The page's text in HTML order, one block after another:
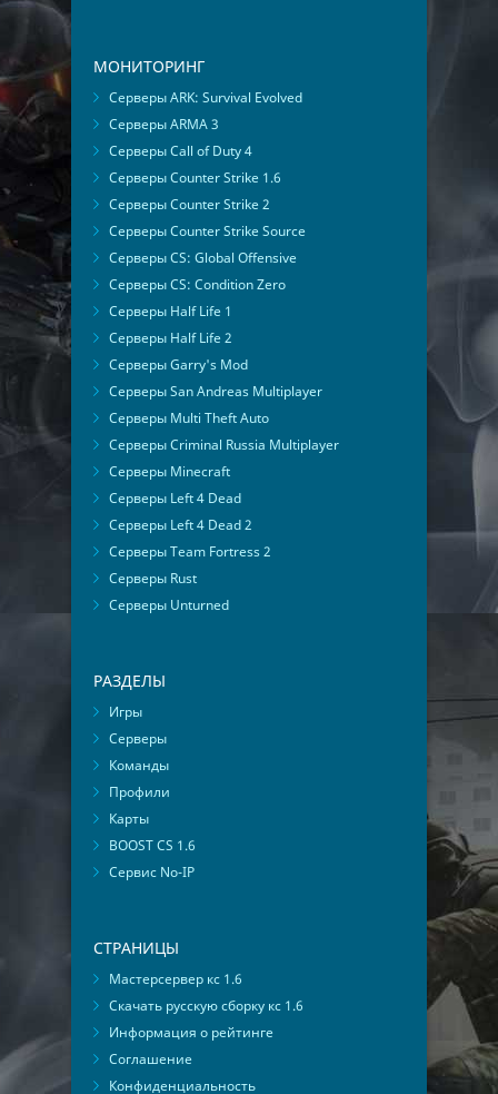
МОНИТОРИНГ
Серверы ARK: Survival Evolved
Серверы ARMA 3
Серверы Call of Duty 4
Серверы Counter Strike 1.6
Серверы Counter Strike 2
Серверы Counter Strike Source
Серверы CS: Global Offensive
Серверы CS: Condition Zero
Серверы Half Life 1
Серверы Half Life 2
Серверы Garry's Mod
Серверы San Andreas Multiplayer
Серверы Multi Theft Auto
Серверы Criminal Russia Multiplayer
Серверы Minecraft
Серверы Left 4 Dead
Серверы Left 4 Dead 2
Серверы Team Fortress 2
Серверы Rust
Серверы Unturned
РАЗДЕЛЫ
Игры
Серверы
Команды
Профили
Карты
BOOST CS 1.6
Сервис No-IP
СТРАНИЦЫ
Мастерсервер кс 1.6
Скачать русскую сборку кс 1.6
Информация о рейтинге
Соглашение
Конфиденциальность